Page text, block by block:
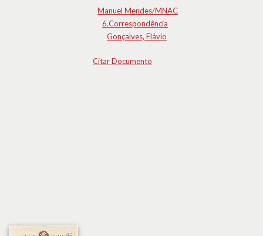
Manuel Mendes/MNAC
6.Correspondência
Gonçalves, Flávio
Citar Documento